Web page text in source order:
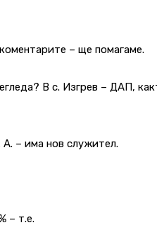
– ще помагаме.
В с. Изгрев – ДАП,
– има нов служител.
– т.е.